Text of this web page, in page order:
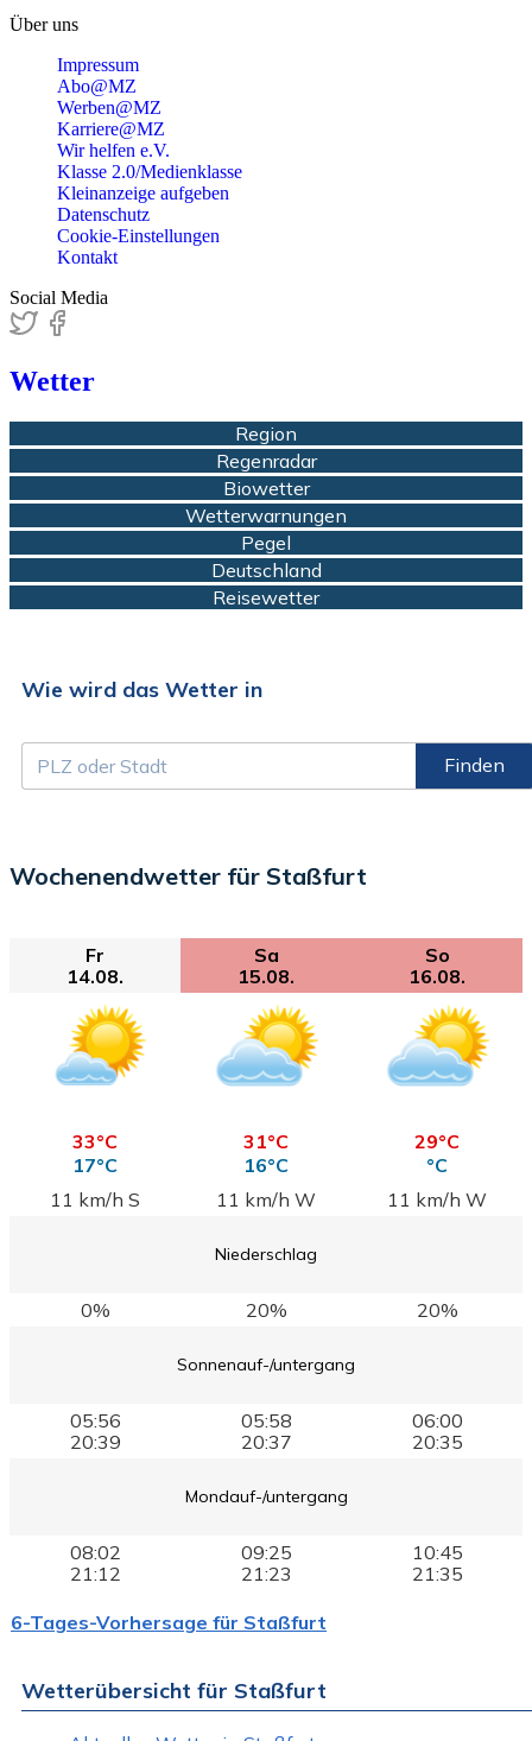
Über uns
Impressum
Abo@MZ
Werben@MZ
Karriere@MZ
Wir helfen e.V.
Klasse 2.0/Medienklasse
Kleinanzeige aufgeben
Datenschutz
Cookie-Einstellungen
Kontakt
Social Media
Wetter
Region
Regenradar
Biowetter
Wetterwarnungen
Pegel
Deutschland
Reisewetter
Wie wird das Wetter in
Finden
Wochenendwetter für Staßfurt
Fr
14.08.
Sa
15.08.
So
16.08.
33°C
17°C
31°C
16°C
29°C
°C
11 km/h S
11 km/h W 11 km/h W
Niederschlag
0% 20% 20%
Sonnenauf-/untergang
05:56
20:39
05:58
20:37
06:00
20:35
Mondauf-/untergang
08:02
21:12
09:25
21:23
10:45
21:35
6-Tages-Vorhersage für Staßfurt
Wetterübersicht für Staßfurt